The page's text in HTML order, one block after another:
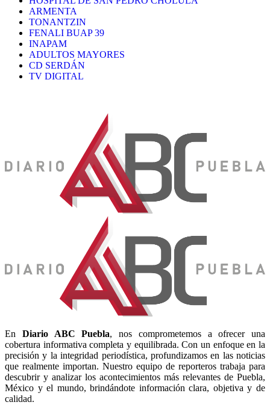
ARMENTA
TONANTZIN
FENALI BUAP 39
INAPAM
ADULTOS MAYORES
CD SERDÁN
TV DIGITAL
En Diario ABC Puebla, nos comprometemos a ofrecer una
cobertura informativa completa y equilibrada. Con un enfoque en la
precisión y la integridad periodística, profundizamos en las noticias
que realmente importan. Nuestro equipo de reporteros trabaja para
descubrir y analizar los acontecimientos más relevantes de Puebla,
México y el mundo, brindándote información clara, objetiva y de
calidad.